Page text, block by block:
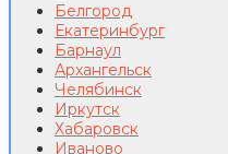
Белгород
Екатеринбург
Барнаул
Архангельск
Челябинск
Иркутск
Хабаровск
Иваново